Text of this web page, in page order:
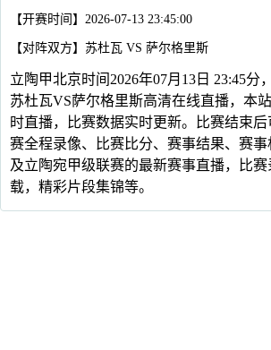
【开赛时间】2026-07-13 23:45:00
【对阵双方】苏杜瓦 VS 萨尔格里斯
立陶甲北京时间2026年07月13日 23:45分
苏杜瓦VS萨尔格里斯高清在线直播，本
时直播，比赛数据实时更新。比赛结束
赛全程录像、比赛比分、赛事结果、赛
及立陶宛甲级联赛的最新赛事直播，比
载，精彩片段集锦等。